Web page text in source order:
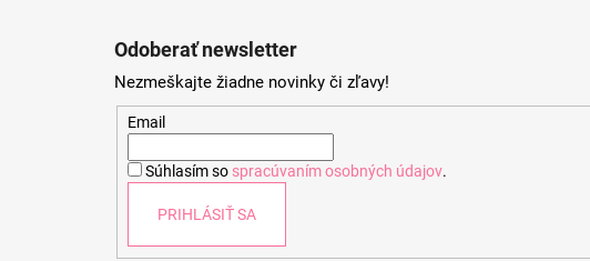
Odoberať newsletter
Nezmeškajte žiadne novinky či zľavy!
Email
Súhlasím so spracúvaním osobných údajov.
PRIHLÁSIŤ SA